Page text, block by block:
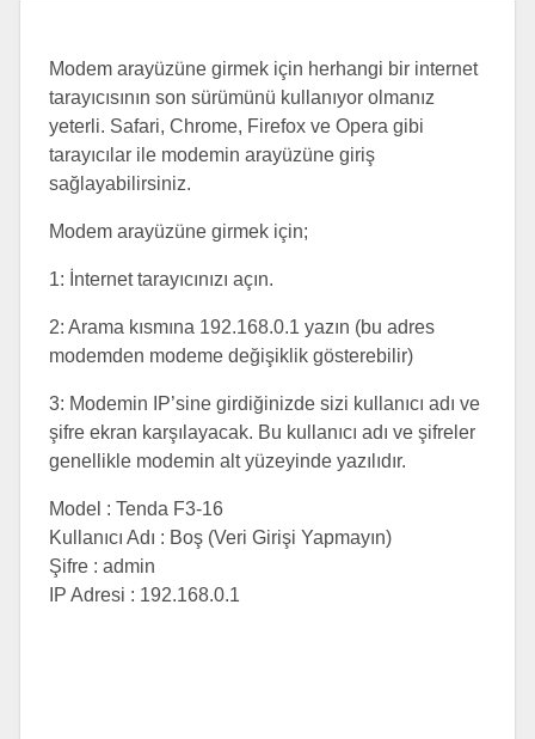
Modem arayüzüne girmek için herhangi bir internet
tarayıcısının son sürümünü kullanıyor olmanız
yeterli. Safari, Chrome, Firefox ve Opera gibi
tarayıcılar ile modemin arayüzüne giriş
sağlayabilirsiniz.
Modem arayüzüne girmek için;
1: İnternet tarayıcınızı açın.
2: Arama kısmına 192.168.0.1 yazın (bu adres
modemden modeme değişiklik gösterebilir)
3: Modemin IP’sine girdiğinizde sizi kullanıcı adı ve
şifre ekran karşılayacak. Bu kullanıcı adı ve şifreler
genellikle modemin alt yüzeyinde yazılıdır.
Model : Tenda F3-16
Kullanıcı Adı : Boş (Veri Girişi Yapmayın)
Şifre : admin
IP Adresi : 192.168.0.1